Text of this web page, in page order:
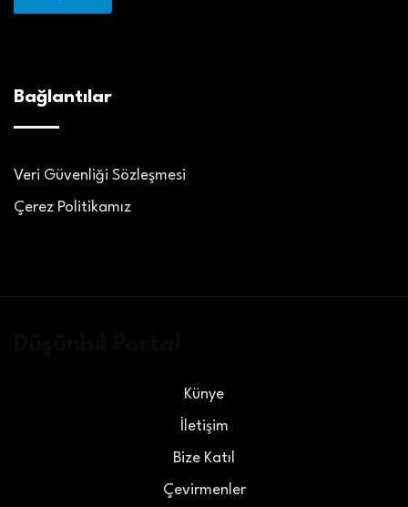
Bağlantılar
Veri Güvenliği Sözleşmesi
Çerez Politikamız
Künye
İletişim
Bize Katıl
Çevirmenler